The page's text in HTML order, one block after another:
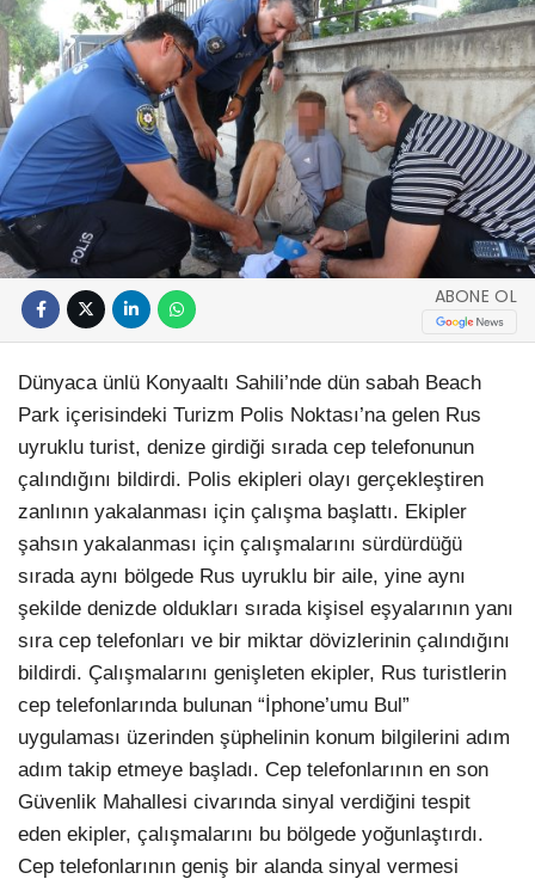
ABONE OL
Dünyaca ünlü Konyaaltı Sahili’nde dün sabah Beach
Park içerisindeki Turizm Polis Noktası’na gelen Rus
uyruklu turist, denize girdiği sırada cep telefonunun
çalındığını bildirdi. Polis ekipleri olayı gerçekleştiren
zanlının yakalanması için çalışma başlattı. Ekipler
şahsın yakalanması için çalışmalarını sürdürdüğü
sırada aynı bölgede Rus uyruklu bir aile, yine aynı
şekilde denizde oldukları sırada kişisel eşyalarının yanı
sıra cep telefonları ve bir miktar dövizlerinin çalındığını
bildirdi. Çalışmalarını genişleten ekipler, Rus turistlerin
cep telefonlarında bulunan “İphone’umu Bul”
uygulaması üzerinden şüphelinin konum bilgilerini adım
adım takip etmeye başladı. Cep telefonlarının en son
Güvenlik Mahallesi civarında sinyal verdiğini tespit
eden ekipler, çalışmalarını bu bölgede yoğunlaştırdı.
Cep telefonlarının geniş bir alanda sinyal vermesi